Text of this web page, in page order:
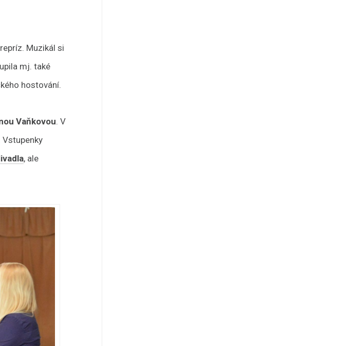
Muzikál si
mj. také
hostování.
Vaňkovou. V
Vstupenky
, ale